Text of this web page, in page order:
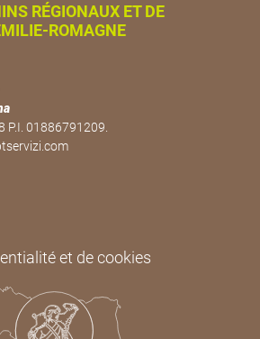
RÉGIONAUX ET DE
ROMAGNE
P.I. 01886791209.
et de cookies